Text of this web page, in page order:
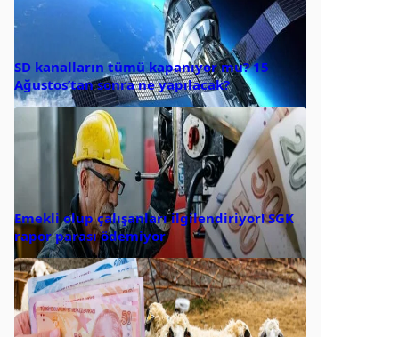
SD kanalların tümü kapanıyor mu? 15
Ağustos’tan sonra ne yapılacak?
Emekli olup çalışanları ilgilendiriyor! SGK
rapor parası ödemiyor